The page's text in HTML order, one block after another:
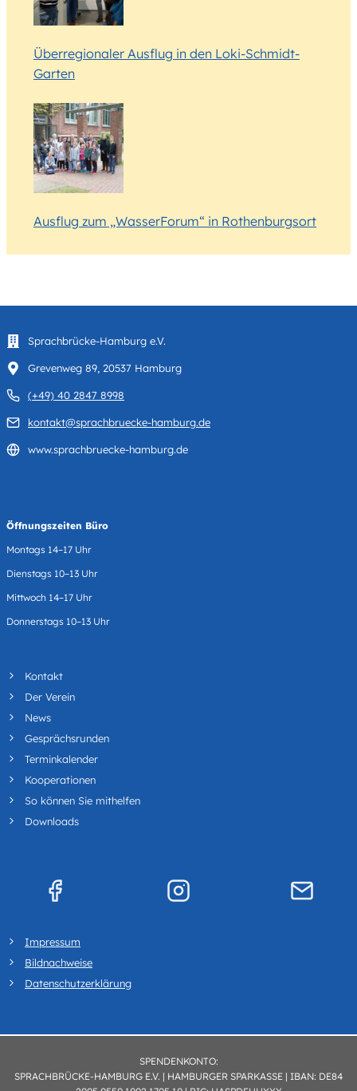
Überregionaler Ausflug in den Loki-Schmidt-
Garten
Ausflug zum „WasserForum“ in Rothenburgsort
Sprachbrücke-Hamburg e.V.
Grevenweg 89, 20537 Hamburg
(+49) 40 2847 8998
kontakt@sprachbruecke-hamburg.de
www.sprachbruecke-hamburg.de
Öffnungszeiten Büro
Montags 14–17 Uhr
Dienstags 10–13 Uhr
Mittwoch 14–17 Uhr
Donnerstags 10–13 Uhr
Kontakt
Der Verein
News
Gesprächsrunden
Terminkalender
Kooperationen
So können Sie mithelfen
Downloads
Impressum
Bildnachweise
Datenschutzerklärung
SPENDENKONTO:
SPRACHBRÜCKE-HAMBURG E.V. | HAMBURGER SPARKASSE | IBAN: DE84